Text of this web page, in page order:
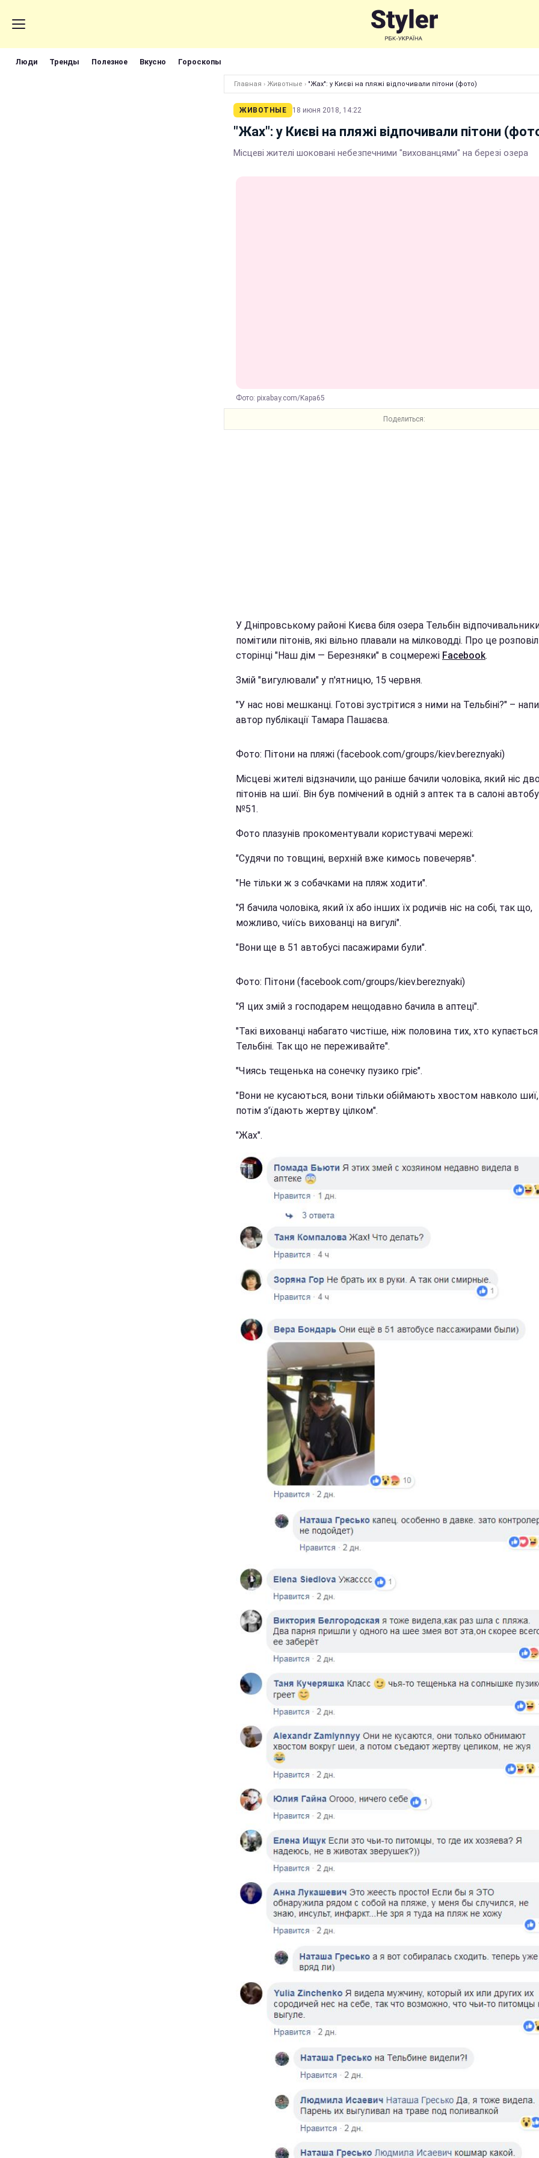
Люди Тренды Полезное Вкусно Гороскопы
Главная › Животные › "Жах": у Києві на пляжі відпочивали пітони (фото)
ЖИВОТНЫЕ 18 июня 2018, 14:22
"Жах": у Києві на пляжі відпочивали пітони
Місцеві жителі шоковані небезпечними "вихованцями" на березі озера
Фото: pixabay.com/Kapa65
Поделиться:
У Дніпровському районі Києва біля озера Тельбін
помітили пітонів, які вільно плавали на мілководді. Про це
сторінці "Наш дім — Березняки" в соцмережі Facebook.
Змій "вигулювали" у п'ятницю, 15 червня.
"У нас нові мешканці. Готові зустрітися з ними на Тельбіні?" –
автор публікації Тамара Пашаєва.
Фото: Пітони на пляжі (facebook.com/groups/kiev.bereznyaki)
Місцеві жителі відзначили, що раніше бачили чоловіка, який ніс
пітонів на шиї. Він був помічений в одній з аптек та в салоні
№51.
Фото плазунів прокоментували користувачі мережі:
"Судячи по товщині, верхній вже кимось повечеряв".
"Не тільки ж з собачками на пляж ходити".
"Я бачила чоловіка, який їх або інших їх родичів ніс на собі, так що,
можливо, чиїсь вихованці на вигулі".
"Вони ще в 51 автобусі пасажирами були".
Фото: Пітони (facebook.com/groups/kiev.bereznyaki)
"Я цих змій з господарем нещодавно бачила в аптеці".
"Такі вихованці набагато чистіше, ніж половина тих, хто
Тельбіні. Так що не переживайте".
"Чиясь тещенька на сонечку пузико гріє".
"Вони не кусаються, вони тільки обіймають хвостом навколо
потім з'їдають жертву цілком".
"Жах".